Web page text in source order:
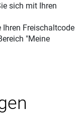
sich mit Ihren
Ihren Freischaltcode
"Meine